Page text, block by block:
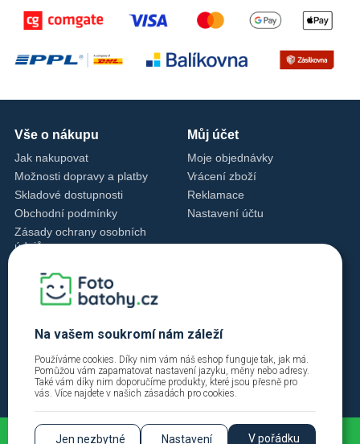
Vše o nákupu
Jak nakupovat
Možnosti dopravy a platby
Skladové dostupnosti
Obchodní podmínky
Zásady ochrany osobních
údajů
Zásady cookies
Můj účet
Moje objednávky
Vrácení zboží
Reklamace
Nastavení účtu
Kontakty
+420 720 762 432
Po - Pá 9:00 - 18:00
Na vašem soukromí nám záleží
Používáme cookies. Díky nim vám náš eshop funguje tak, jak má.
Pomůžou vám zapamatovat nastavení jazyku, měny nebo adresy.
Také vám díky nim doporučíme produkty, které jsou přesně pro
vás. Více najdete v našich zásadách pro cookies.
Jen nezbytné Nastavení V pořádku